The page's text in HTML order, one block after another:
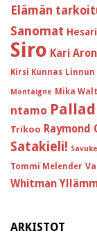
Elämän
Sanomat Hesari
Siro Kari
Kirsi Kunnas
Montaigne Mika
ntamo
Trikoo Raymond
Satakieli!
Tommi Melender
Whitman
ARKISTOT